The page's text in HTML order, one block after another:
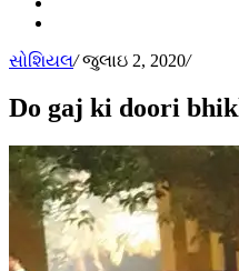
સોશિયલ/જુલાઇ 2, 2020/
Do gaj ki doori